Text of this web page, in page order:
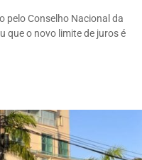
pelo Conselho Nacional da
que o novo limite de juros é